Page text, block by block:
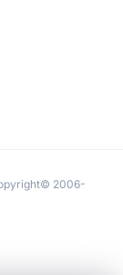
erişimi
Rus
2006-